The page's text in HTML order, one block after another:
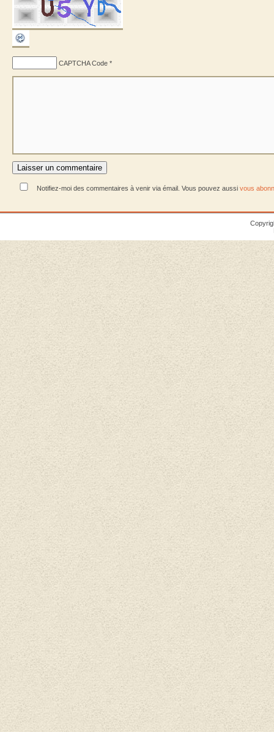
CAPTCHA Code *
Notifiez-moi des commentaires à venir via émail. Vous pouvez aussi vous